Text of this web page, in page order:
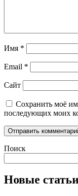
Имя *
Email *
Сайт
Сохранить моё
последующих моих
Поиск
Новые